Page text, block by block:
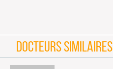
DOCTEURS SIMILAIRES